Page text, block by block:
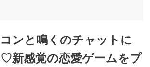
ンと鳴くのチャットに
新感覚の恋愛ゲームをプ